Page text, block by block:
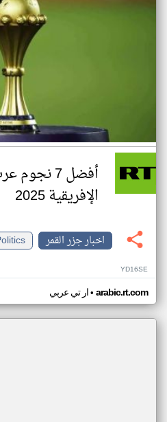
أفضل 7
الإفريقية 2025
اخبار جزر القمر
YD16SE
ار تي عربي• arabic.rt.com